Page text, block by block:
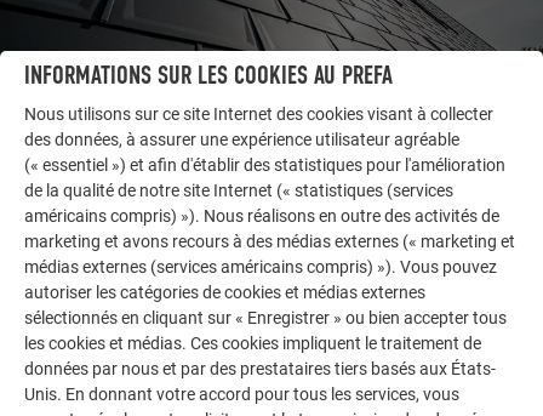
LAISSEZ-VOUS INSPIRER
AUTRES BÂTIMENTS
La galerie de références PREFA démontre la
polyvalence de l’aluminium. Découvrez d’autres projets
impressionnants avec les solutions en aluminium
durables de PREFA pour toitures, systèmes solaires et
INFORMATIONS SUR LES COOKIES AU PREFA
Nous utilisons sur ce site Internet des cookies visant à collecter
des données, à assurer une expérience utilisateur agréable
(« essentiel ») et afin d'établir des statistiques pour l'amélioration
de la qualité de notre site Internet (« statistiques (services
américains compris) »). Nous réalisons en outre des activités de
marketing et avons recours à des médias externes (« marketing et
médias externes (services américains compris) »). Vous pouvez
autoriser les catégories de cookies et médias externes
sélectionnés en cliquant sur « Enregistrer » ou bien accepter tous
les cookies et médias. Ces cookies impliquent le traitement de
données par nous et par des prestataires tiers basés aux États-
Unis. En donnant votre accord pour tous les services, vous